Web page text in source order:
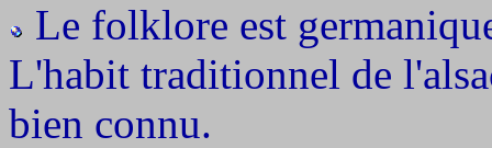
Le folklore est
L'habit traditionnel de
bien connu.